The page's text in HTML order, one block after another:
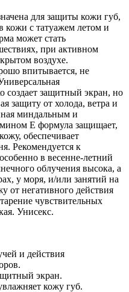
для защиты кожи губ,
кожи с татуажем летом и
может стать
при активном
воздухе.
впитывается, не
создает защитный экран, но
защиту от холода, ветра и
миндальным и
Е формула защищает,
обеспечивает
Рекомендуется к
в весенне-летний
облучения высока, а
у моря, и/или занятий на
от негативного действия
чувствительных
Унисекс.
и действия
экран.
кожу губ.